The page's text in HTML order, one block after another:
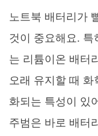
노트북 배터리가
것이 중요해요. 특
는 리튬이온 배터
오래 유지할 때
화되는 특성이 있
주범은 바로 배터